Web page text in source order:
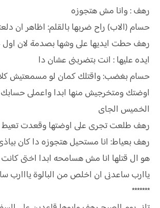
رهف : وانا مش هتجوزه
حسام (الاب) راح ضربها بالقلم: اظاهر ان
رهف حطت ايديها على وشها بصدمة لان اول
ايده عليها : انت بتضربنى عشان دا
حسام بغضب: واقتلك كمان لو مسمعتيش
اوضتك ومتخرجيش منها ابدا واعملى
الخميس الجاى
رهف طلعت تجرى على اوضتها وقعدت تعيط
رهف بعياط: انا مستحيل هتجوزه دا كان
هو ال قتلها انا مش هسامحه ابدا اختى
ياارب ساعدنى ان اخلص من البالوة يااارب
*******